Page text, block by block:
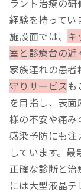
ラント治療の
経験を持ってい
施設面では、 キ
室と診療台の近
家族連れの患者
守りサービスも
を目指し、表
様の不安や痛み
感染予防にも
しています。最
正確な診断と
には大型液晶